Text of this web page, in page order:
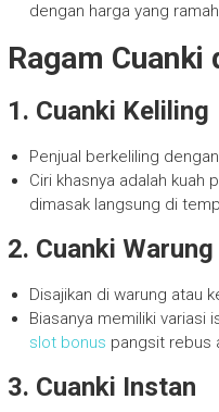
dengan harga yang
Ragam Cuanki
1. Cuanki Keliling
Penjual berkeliling
Ciri khasnya adalah kuah
dimasak langsung di
2. Cuanki Warung
Disajikan di warung atau
Biasanya memiliki variasi
slot bonus pangsit rebus
3. Cuanki Instan